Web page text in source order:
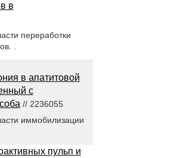
в
переработки
.
в апатитовой
с
// 2236055
иммобилизации
пульп и